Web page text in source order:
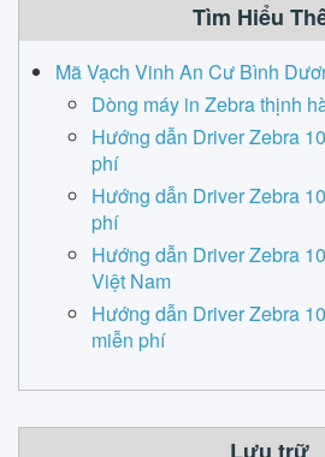
Tìm Hiểu
Mã Vạch Vinh An Cư Bình
Dòng máy in Zebra thịnh
Hướng dẫn Driver Zebra
phí
Hướng dẫn Driver Zebra
phí
Hướng dẫn Driver Zebra
Việt Nam
Hướng dẫn Driver Zebra
miễn phí